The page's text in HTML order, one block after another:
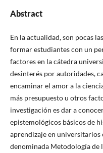
Abstract
En la actualidad, son pocas
formar estudiantes con un
factores en la cátedra
desinterés por autoridades,
encaminar el amor a la
más presupuesto u otros
investigación es dar a
epistemológicos básicos de
aprendizaje en universitarios
denominada Metodología de